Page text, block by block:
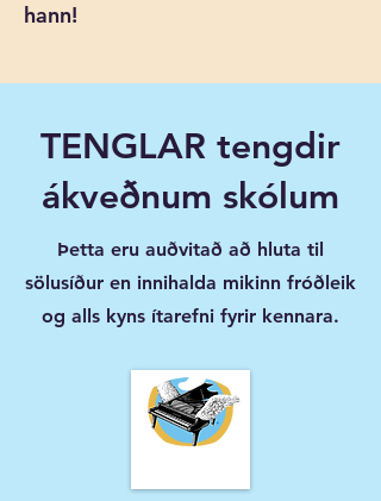
hann!
TENGLAR tengdir
ákveðnum skólum
Þetta eru auðvitað að hluta til
sölusíður en innihalda mikinn fróðleik
og alls kyns ítarefni fyrir kennara.